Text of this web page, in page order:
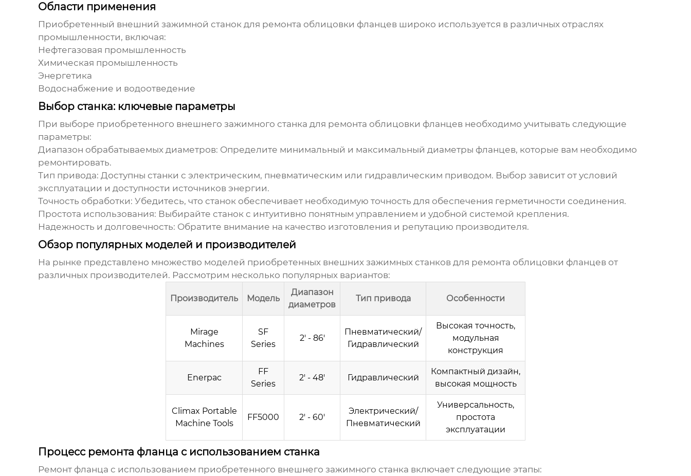
Области применения
Приобретенный внешний зажимной станок для ремонта облицовки фланцевшироко используется в различных отраслях
промышленности, включая:
Нефтегазовая промышленность
Химическая промышленность
Энергетика
Водоснабжение и водоотведение
Выбор станка: ключевые параметры
При выборе приобретенного внешнего зажимного станка для ремонта облицовки фланцевнеобходимо учитывать следующие
параметры:
Диапазон обрабатываемых диаметров: Определите минимальный и максимальный диаметры фланцев, которые вам необходимо
ремонтировать.
Тип привода: Доступны станки с электрическим, пневматическим или гидравлическим приводом. Выбор зависит от условий
эксплуатации и доступности источников энергии.
Точность обработки: Убедитесь, что станок обеспечивает необходимую точность для обеспечения герметичности соединения.
Простота использования: Выбирайте станок с интуитивно понятным управлением и удобной системой крепления.
Надежность и долговечность: Обратите внимание на качество изготовления и репутацию производителя.
Обзор популярных моделей и производителей
На рынке представлено множество моделей приобретенных внешних зажимных станков для ремонта облицовки фланцевот
различных производителей. Рассмотрим несколько популярных вариантов:
Производитель Модель
Диапазон
диаметров
Тип привода Особенности
Mirage
Machines
SF
Series
2' - 86'
Пневматический/
Гидравлический
Высокая точность,
модульная
конструкция
Enerpac
FF
Series
2' - 48' Гидравлический
Компактный дизайн,
высокая мощность
Climax Portable
Machine Tools
FF5000 2' - 60'
Электрический/
Пневматический
Универсальность,
простота
эксплуатации
Процесс ремонта фланца с использованием станка
Ремонт фланца с использованием приобретенного внешнего зажимного станка включает следующие этапы: